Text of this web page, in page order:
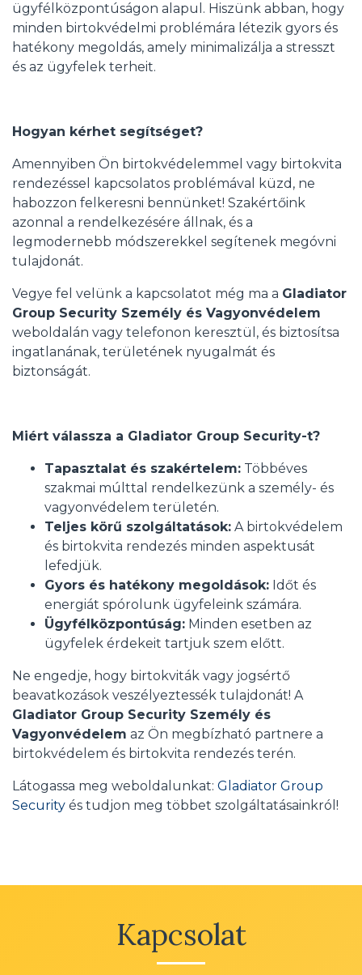
ügyfélközpontúságon alapul. Hiszünk abban, hogy
minden birtokvédelmi problémára létezik gyors és
hatékony megoldás, amely minimalizálja a stresszt
és az ügyfelek terheit.
Hogyan kérhet segítséget?
Amennyiben Ön birtokvédelemmel vagy birtokvita
rendezéssel kapcsolatos problémával küzd, ne
habozzon felkeresni bennünket! Szakértőink
azonnal a rendelkezésére állnak, és a
legmodernebb módszerekkel segítenek megóvni
tulajdonát.
Vegye fel velünk a kapcsolatot még ma a Gladiator
Group Security Személy és Vagyonvédelem
weboldalán vagy telefonon keresztül, és biztosítsa
ingatlanának, területének nyugalmát és
biztonságát.
Miért válassza a Gladiator Group Security-t?
Tapasztalat és szakértelem: Többéves
szakmai múlttal rendelkezünk a személy- és
vagyonvédelem területén.
Teljes körű szolgáltatások: A birtokvédelem
és birtokvita rendezés minden aspektusát
lefedjük.
Gyors és hatékony megoldások: Időt és
energiát spórolunk ügyfeleink számára.
Ügyfélközpontúság: Minden esetben az
ügyfelek érdekeit tartjuk szem előtt.
Ne engedje, hogy birtokviták vagy jogsértő
beavatkozások veszélyeztessék tulajdonát! A
Gladiator Group Security Személy és
Vagyonvédelem az Ön megbízható partnere a
birtokvédelem és birtokvita rendezés terén.
Látogassa meg weboldalunkat: Gladiator Group
Security és tudjon meg többet szolgáltatásainkról!
Kapcsolat